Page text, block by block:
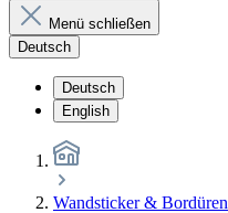
Menü schließen
Deutsch
Deutsch
English
Wandsticker & Bordüren